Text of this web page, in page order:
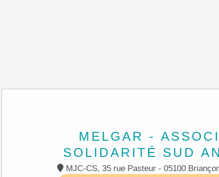
MELGAR -
SOLIDARITÉ SUD
MJC-CS, 35 rue Pasteur - 05100